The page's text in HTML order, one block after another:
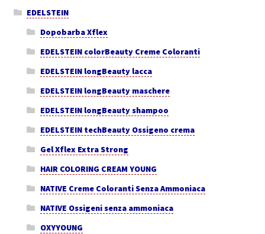
EDELSTEIN
Dopobarba Xflex
EDELSTEIN colorBeauty Creme Coloranti
EDELSTEIN longBeauty lacca
EDELSTEIN longBeauty maschere
EDELSTEIN longBeauty shampoo
EDELSTEIN techBeauty Ossigeno crema
Gel Xflex Extra Strong
HAIR COLORING CREAM YOUNG
NATIVE Creme Coloranti Senza Ammoniaca
NATIVE Ossigeni senza ammoniaca
OXYYOUNG